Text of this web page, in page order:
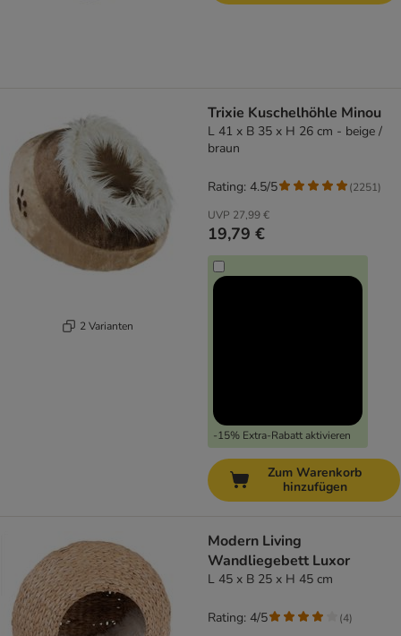
2 Varianten
Trixie Kuschelhöhle Minou
L 41 x B 35 x H 26 cm - beige /
braun
UVP 27,99 €
19,79 €
-15% Extra-Rabatt aktivieren
Rating: 4.5/5 (2251)
Zum Warenkorb
hinzufügen
Modern Living
Wandliegebett Luxor
L 45 x B 25 x H 45 cm
Rating: 4/5 (4)